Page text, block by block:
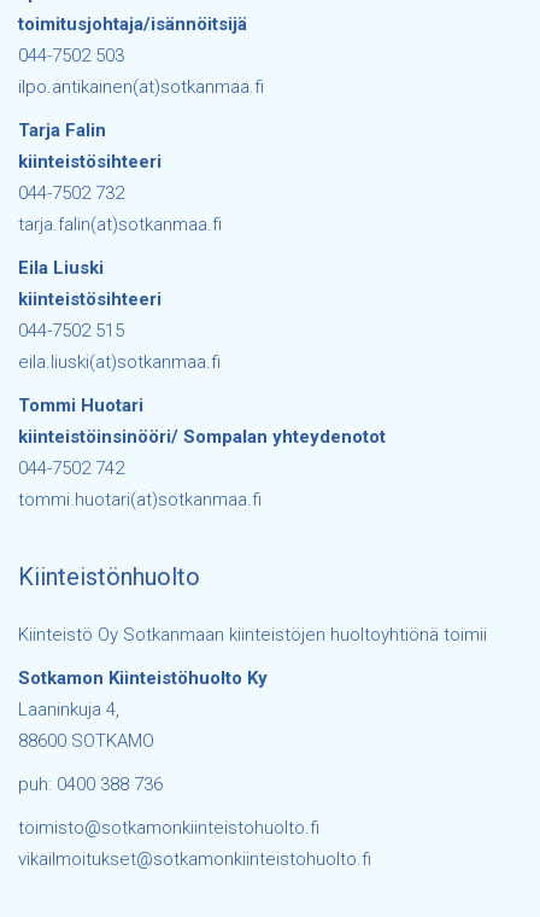
toimitusjohtaja/isännöitsijä
044-7502 503
ilpo.antikainen(at)sotkanmaa.fi
Tarja Falin
kiinteistösihteeri
044-7502 732
tarja.falin(at)sotkanmaa.fi
Eila Liuski
kiinteistösihteeri
044-7502 515
eila.liuski(at)sotkanmaa.fi
Tommi Huotari
kiinteistöinsinööri/ Sompalan yhteydenotot
044-7502 742
tommi.huotari(at)sotkanmaa.fi
Kiinteistönhuolto
Kiinteistö Oy Sotkanmaan kiinteistöjen huoltoyhtiönä toimii
Sotkamon Kiinteistöhuolto Ky
Laaninkuja 4,
88600 SOTKAMO
puh: 0400 388 736
toimisto@sotkamonkiinteistohuolto.fi
vikailmoitukset@sotkamonkiinteistohuolto.fi